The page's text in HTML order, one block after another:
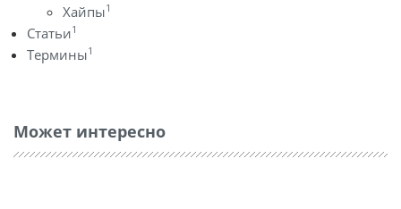
Хайпы1
Статьи1
Термины1
Может интересно